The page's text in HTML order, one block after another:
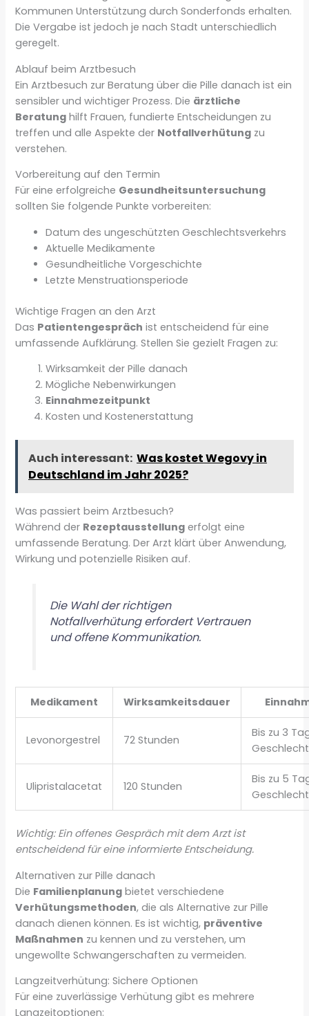
Kommunen Unterstützung durch Sonderfonds erhalten.
Die Vergabe ist jedoch je nach Stadt unterschiedlich
geregelt.
Ablauf beim Arztbesuch
Ein Arztbesuch zur Beratung über die Pille danach ist ein
sensibler und wichtiger Prozess. Die ärztliche
Beratung hilft Frauen, fundierte Entscheidungen zu
treffen und alle Aspekte der Notfallverhütung zu
verstehen.
Vorbereitung auf den Termin
Für eine erfolgreiche Gesundheitsuntersuchung
sollten Sie folgende Punkte vorbereiten:
Datum des ungeschützten Geschlechtsverkehrs
Aktuelle Medikamente
Gesundheitliche Vorgeschichte
Letzte Menstruationsperiode
Wichtige Fragen an den Arzt
Das Patientengespräch ist entscheidend für eine
umfassende Aufklärung. Stellen Sie gezielt Fragen zu:
Wirksamkeit der Pille danach
Mögliche Nebenwirkungen
Einnahmezeitpunkt
Kosten und Kostenerstattung
Auch interessant: Was kostet Wegovy in
Deutschland im Jahr 2025?
Was passiert beim Arztbesuch?
Während der Rezeptausstellung erfolgt eine
umfassende Beratung. Der Arzt klärt über Anwendung,
Wirkung und potenzielle Risiken auf.
Die Wahl der richtigen
Notfallverhütung erfordert Vertrauen
und offene Kommunikation.
Medikament Wirksamkeitsdauer
Levonorgestrel 72 Stunden
Bis zu 3
Ulipristalacetat 120 Stunden
Bis zu 5
Wichtig: Ein offenes Gespräch mit dem Arzt ist
entscheidend für eine informierte Entscheidung.
Alternativen zur Pille danach
Die Familienplanung bietet verschiedene
Verhütungsmethoden, die als Alternative zur Pille
danach dienen können. Es ist wichtig, präventive
Maßnahmen zu kennen und zu verstehen, um
ungewollte Schwangerschaften zu vermeiden.
Langzeitverhütung: Sichere Optionen
Für eine zuverlässige Verhütung gibt es mehrere
Langzeitoptionen: